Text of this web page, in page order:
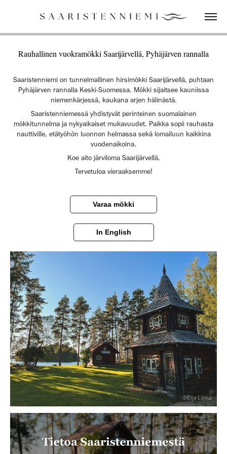
Rauhallinen vuokramökki Saarijärvellä, Pyhäjärven rannalla
Saaristenniemi on tunnelmallinen hirsimökki Saarijärvellä, puhtaan
Pyhäjärven rannalla Keski-Suomessa. Mökki sijaitsee kauniissa
niemenkärjessä, kaukana arjen hälinästä.
Saaristenniemessä yhdistyvät perinteinen suomalainen
mökkitunnelma ja nykyaikaiset mukavuudet. Paikka sopii rauhasta
nauttiville, etätyöhön luonnon helmassa sekä lomailuun kaikkina
vuodenaikoina.
Koe aito järviloma Saarijärvellä.
Tervetuloa vieraaksemme!
Varaa mökki
In English